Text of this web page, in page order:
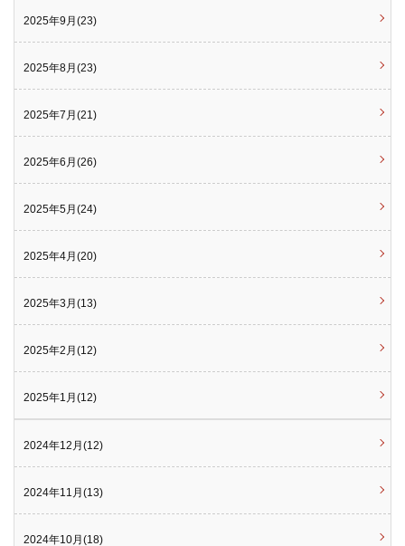
2025年9月(23)
2025年8月(23)
2025年7月(21)
2025年6月(26)
2025年5月(24)
2025年4月(20)
2025年3月(13)
2025年2月(12)
2025年1月(12)
2024年12月(12)
2024年11月(13)
2024年10月(18)